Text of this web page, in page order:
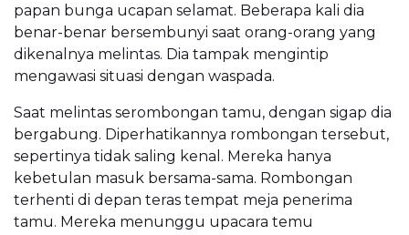
papan bunga ucapan selamat. Beberapa kali dia
benar-benar bersembunyi saat orang-orang yang
dikenalnya melintas. Dia tampak mengintip
mengawasi situasi dengan waspada.
Saat melintas serombongan tamu, dengan sigap dia
bergabung. Diperhatikannya rombongan tersebut,
sepertinya tidak saling kenal. Mereka hanya
kebetulan masuk bersama-sama. Rombongan
terhenti di depan teras tempat meja penerima
tamu. Mereka menunggu upacara temu